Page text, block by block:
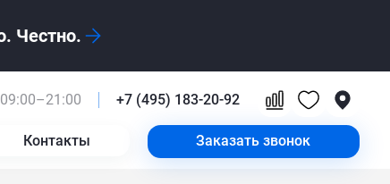
Честно.
Контакты
+7 (495) 183-20-92
Заказать звонок